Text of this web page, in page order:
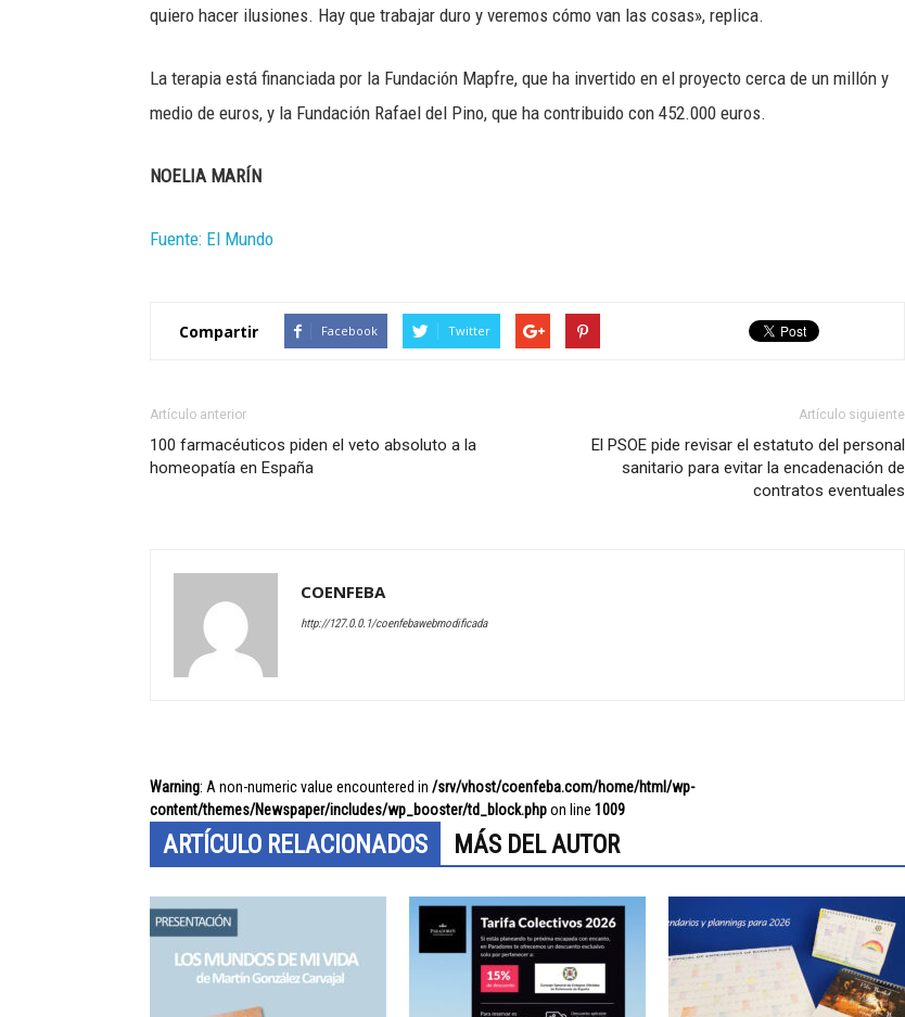
quiero hacer ilusiones. Hay que trabajar duro y veremos cómo van las cosas», replica.
La terapia está financiada por la Fundación Mapfre, que ha invertido en el proyecto cerca de un millón y
medio de euros, y la Fundación Rafael del Pino, que ha contribuido con 452.000 euros.
NOELIA MARÍN
Fuente: El Mundo
Compartir Facebook Twitter
Artículo anterior
100 farmacéuticos piden el veto absoluto a la
homeopatía en España
Artículo siguiente
El PSOE pide revisar el estatuto del personal
sanitario para evitar la encadenación de
contratos eventuales
COENFEBA
http://127.0.0.1/coenfebawebmodificada
Warning: A non-numeric value encountered in /srv/vhost/coenfeba.com/home/html/wp-
content/themes/Newspaper/includes/wp_booster/td_block.phpon line 1009
ARTÍCULO RELACIONADOS MÁS DEL AUTOR